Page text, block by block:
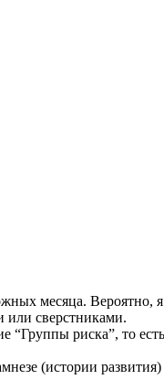
месяца. Вероятно,
или сверстниками.
риска”, то
(истории